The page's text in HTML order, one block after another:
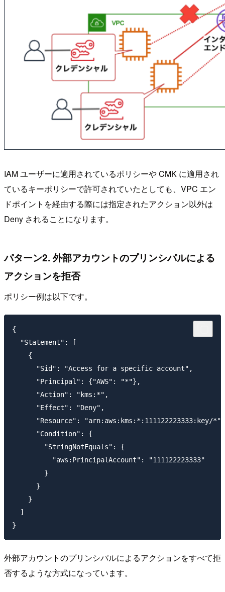
IAM ユーザーに適用されているポリシーや CMK に適用され
ているキーポリシーで許可されていたとしても、VPC エン
ドポイントを経由する際には指定されたアクション以外は
Deny されることになります。
パターン2. 外部アカウントのプリンシパルによる
アクションを拒否
ポリシー例は以下です。
{
  "Statement": [
    {
      "Sid": "Access for a specific account",
      "Principal": {"AWS": "*"},
      "Action": "kms:*",
      "Effect": "Deny",
      "Resource": "arn:aws:kms:*:111122223333:key/*",
      "Condition": {
        "StringNotEquals": {
          "aws:PrincipalAccount": "111122223333"
        }
      }
    }
  ]
外部アカウントのプリンシパルによるアクションをすべて拒
否するような方式になっています。